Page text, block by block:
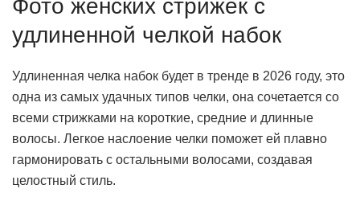
Фото женских стрижек с
удлиненной челкой набок
Удлиненная челка набок будет в тренде в 2026 году, это
одна из самых удачных типов челки, она сочетается со
всеми стрижками на короткие, средние и длинные
волосы. Легкое наслоение челки поможет ей плавно
гармонировать с остальными волосами, создавая
целостный стиль.